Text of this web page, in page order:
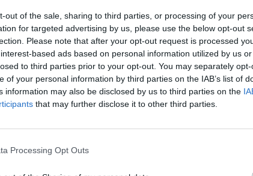
out of the sale, sharing to third parties, or processing of your
for targeted advertising by us, please use the below opt-out
Please note that after your opt-out request is processed
based ads based on personal information utilized by us
to third parties prior to your opt-out. You may separately
of your personal information by third parties on the IAB’s list of
information may also be disclosed by us to third parties on the
that may further disclose it to other third parties.
Processing Opt Outs
στο κύκλωμα φέρονται να είχαν δύο αδέλφια
τους και κενά του συστήματος για να οργανώνουν
και διαχειριστές Κέντρων Υποδοχής Δηλώσεων
ως εκμισθωτές ή μισθωτές αγροτεμαχίων.
έξι εκπροσώπων ΚΥΔ, οι οποίοι φέρονται να
παρείχαν την απαραίτητη τεχνική υποστήριξη για την
να λειτουργούσαν ως εκμισθωτές
συμμετέχοντας στη σύνταξη ή χρήση